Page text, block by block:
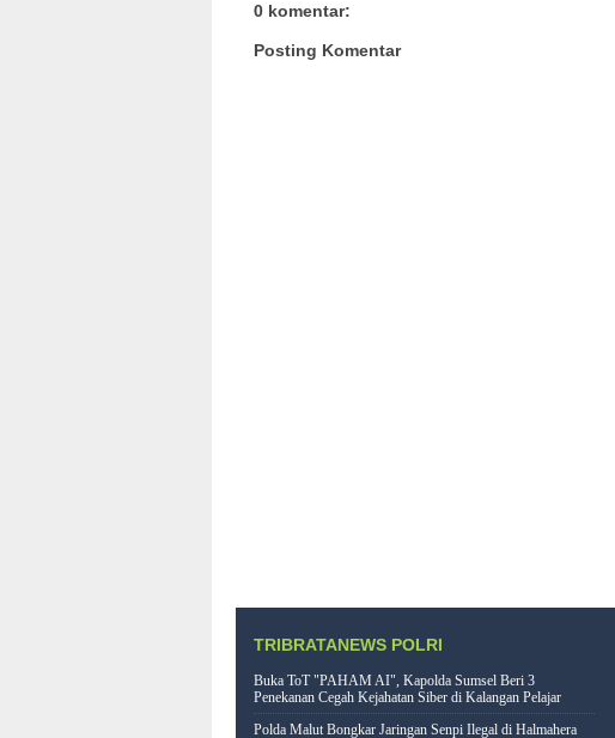
0 komentar:
Posting Komentar
TRIBRATANEWS POLRI
Buka ToT "PAHAM AI", Kapolda Sumsel Beri 3
Penekanan Cegah Kejahatan Siber di Kalangan Pelajar
Polda Malut Bongkar Jaringan Senpi Ilegal di Halmahera